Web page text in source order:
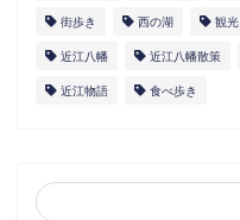
街歩き 西の湖 観光
近江八幡 近江八幡散策
近江物語 食べ歩き